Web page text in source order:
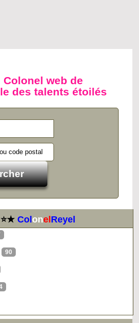
web de
des talents étoilés
ColonelReyel
90